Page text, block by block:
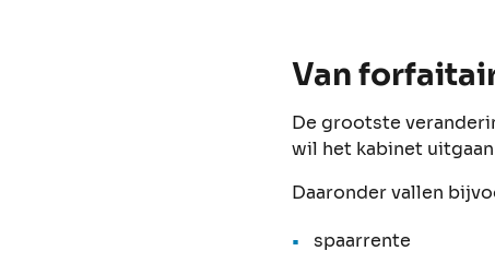
Van
De grootste
wil het kabinet
Daaronder vallen
spaarrente